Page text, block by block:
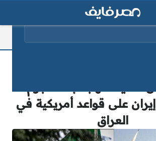
على قواعد أمريكية في
العراق